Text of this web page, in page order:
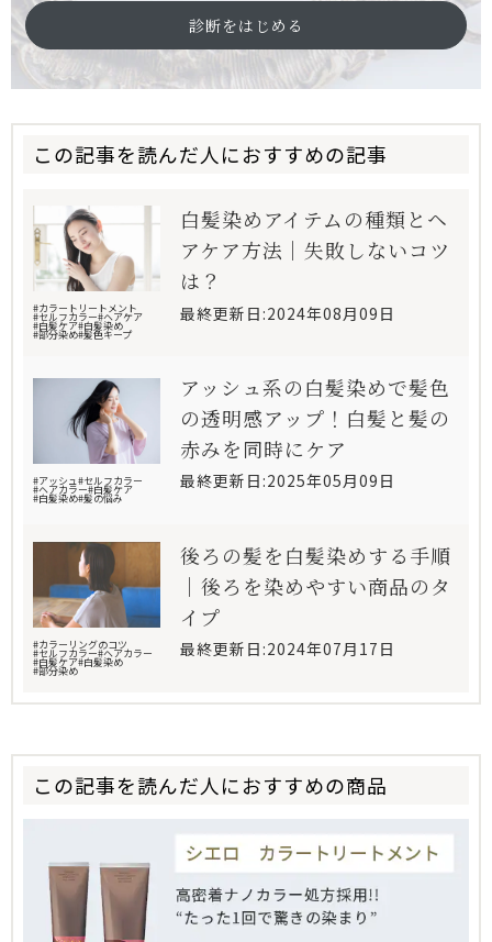
診断をはじめる
この記事を読んだ人におすすめの記事
#カラートリートメント
#セルフカラー#ヘアケア
#白髪ケア#白髪染め
#部分染め#髪色キープ
白髪染めアイテムの種類とヘ
アケア方法｜失敗しないコツ
は？
最終更新日:2024年08月09日
#アッシュ#セルフカラー
#ヘアカラー#白髪ケア
#白髪染め#髪の悩み
アッシュ系の白髪染めで髪色
の透明感アップ！白髪と髪の
赤みを同時にケア
最終更新日:2025年05月09日
#カラーリングのコツ
#セルフカラー#ヘアカラー
#白髪ケア#白髪染め
#部分染め
後ろの髪を白髪染めする手順
｜後ろを染めやすい商品のタ
イプ
最終更新日:2024年07月17日
この記事を読んだ人におすすめの商品